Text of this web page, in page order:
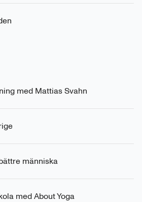
med Mattias Svahn
människa
med About Yoga